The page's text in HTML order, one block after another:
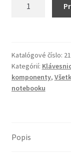
EU
for
8560p,
8570p
Katalógové číslo:
Kategórií:
komponenty,
notebooku
Popis